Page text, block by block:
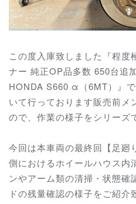
この度入庫致しました『程度
ナー 純正OP品多数 650台追
HONDA S660 α（6MT）』
いて行っております販売前メ
ので、作業の様子をシリーズ
今回は本車両の最終回【足
側におけるホイールハウス内
ンやアーム類の清掃・状態確
ドの残量確認の様子をご紹介